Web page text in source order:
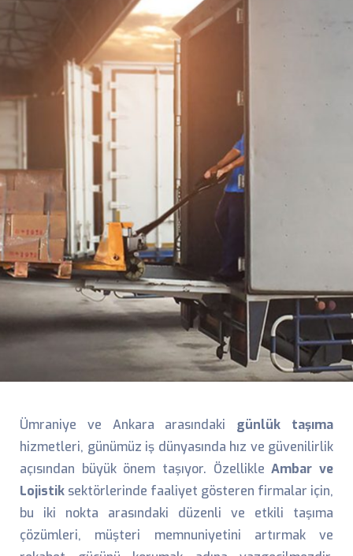
Ümraniye ve Ankara arasındaki günlük taşıma
hizmetleri, günümüz iş dünyasında hız ve güvenilirlik
açısından büyük önem taşıyor. ÖzellikleAmbar ve
Lojistik sektörlerinde faaliyet gösteren firmalar için,
bu iki nokta arasındaki düzenli ve etkili taşıma
çözümleri, müşteri memnuniyetini artırmak ve